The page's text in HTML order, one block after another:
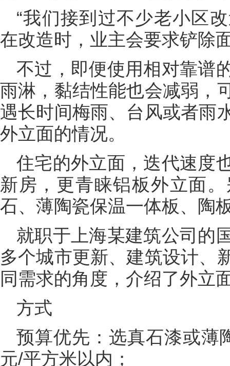
“我们接到过不少老小区
在改造时，业主会要求铲除
不过，即便使用相对靠谱
雨淋，黏结性能也会减弱，
遇长时间梅雨、台风或者雨
外立面的情况。
住宅的外立面，迭代速度
新房，更青睐铝板外立面
石、薄陶瓷保温一体板、陶
就职于上海某建筑公司的
多个城市更新、建筑设计、
同需求的角度，介绍了外立
方式
预算优先：选真石漆或薄
元/平方米以内；